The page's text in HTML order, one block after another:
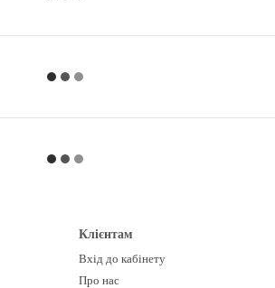
Клієнтам
Вхід до кабінету
Про нас